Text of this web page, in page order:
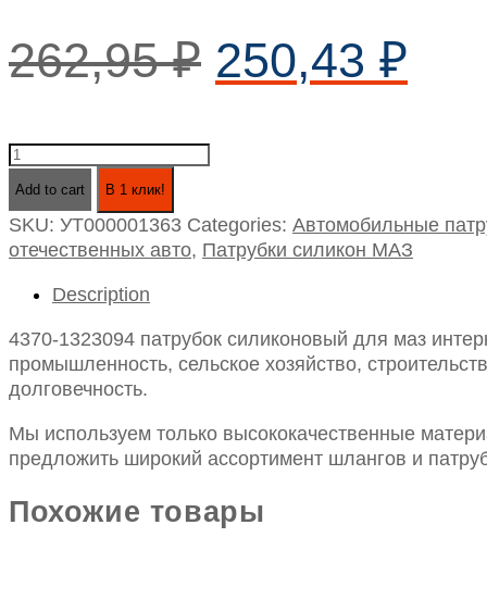
262,95₽ 250,43 ₽
4370-
силиконовый
для
интеркулера
id-
70,
l-
105
quantity
Add to cart В 1 клик!
SKU: УТ000001363 Categories: Автомобильные
отечественных авто, Патрубки силикон МАЗ
Description
4370-1323094 патрубок силиконовый для маз
промышленность, сельское хозяйство,
долговечность.
Мы используем только высококачественные
предложить широкий ассортимент шлангов и
Похожие товары